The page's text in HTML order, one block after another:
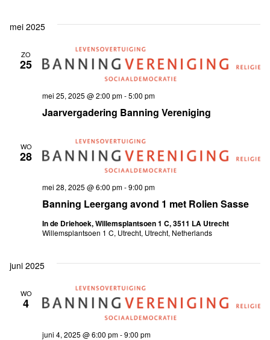
mei 2025
ZO
25
Jaarvergadering Banning Vereniging
mei 25, 2025 @ 2:00 pm-5:00 pm
WO
28
Banning Leergang avond 1 met Rolien Sasse
mei 28, 2025 @ 6:00 pm-9:00 pm
In de Driehoek, Willemsplantsoen 1 C, 3511 LA Utrecht
Willemsplantsoen 1 C, Utrecht, Utrecht, Netherlands
juni 2025
WO
4
juni 4, 2025 @ 6:00 pm-9:00 pm